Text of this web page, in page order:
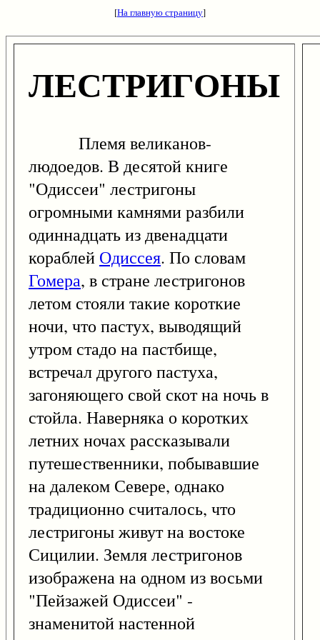
[На главную страницу]
ЛЕСТРИГОНЫ
Племя великанов-
людоедов. В десятой книге
"Одиссеи" лестригоны
огромными камнями разбили
одиннадцать из двенадцати
кораблей Одиссея. По словам
Гомера, в стране лестригонов
летом стояли такие короткие
ночи, что пастух, выводящий
утром стадо на пастбище,
встречал другого пастуха,
загоняющего свой скот на ночь в
стойла. Наверняка о коротких
летних ночах рассказывали
путешественники, побывавшие
на далеком Севере, однако
традиционно считалось, что
лестригоны живут на востоке
Сицилии. Земля лестригонов
изображена на одном из восьми
"Пейзажей Одиссеи" -
знаменитой настенной